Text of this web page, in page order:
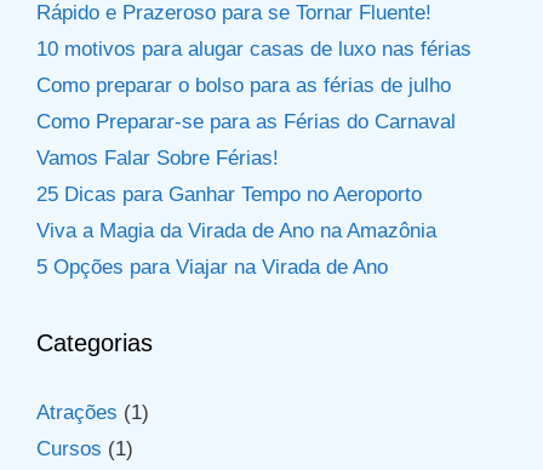
Rápido e Prazeroso para se Tornar Fluente!
10 motivos para alugar casas de luxo nas férias
Como preparar o bolso para as férias de julho
Como Preparar-se para as Férias do Carnaval
Vamos Falar Sobre Férias!
25 Dicas para Ganhar Tempo no Aeroporto
Viva a Magia da Virada de Ano na Amazônia
5 Opções para Viajar na Virada de Ano
Categorias
Atrações (1)
Cursos (1)